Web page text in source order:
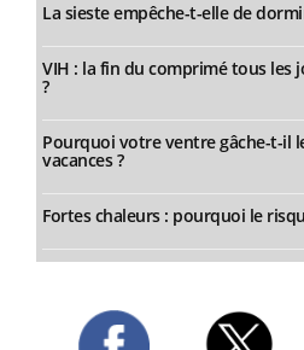
La sieste empêche-t-elle de
VIH : la fin du comprimé tous les
?
Pourquoi votre ventre gâche-t-il
vacances ?
Fortes chaleurs : pourquoi le